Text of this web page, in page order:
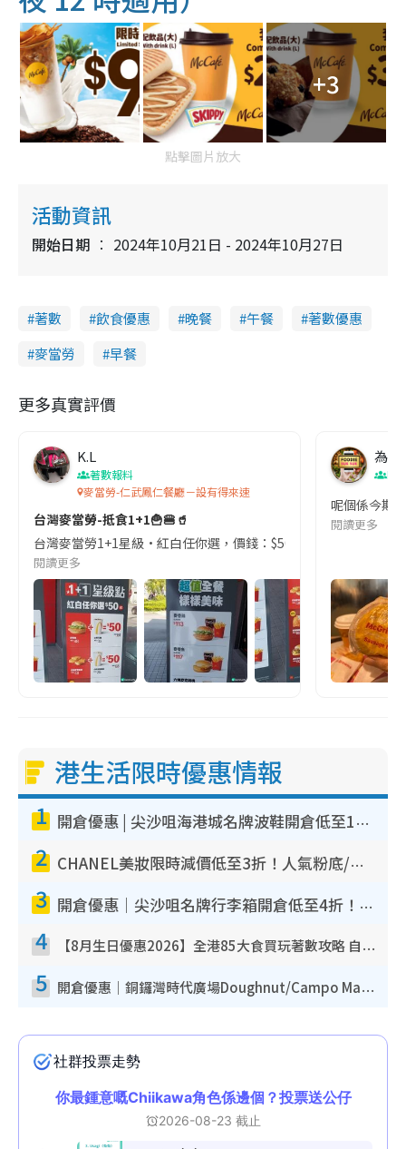
+3
點擊圖片放大
活動資訊
開始日期 2024年10月21日 - 2024年10月27日
著數 飲食優惠 晚餐 午餐
著數優惠
麥當勞
早餐
更多真實評價
K.L
著數報料
麥當勞-仁武鳳仁餐廳－設有得來速
台灣麥當勞-抵食1+1🍟🍔🥤
台灣麥當勞1+1星級•紅白任你選，價錢：$50台幣及$69台幣
閱讀更多
為食
呢個係今期
閱讀更多
港生活限時優惠情報
1 開倉優惠 | 尖沙咀海港城名牌波鞋開倉低至1折！On鞋$899起／Joy&Peace鞋履$98起
2 CHANEL美妝限時減價低至3折！人氣粉底/唇膏/精華液低至$275！COCO香水都有平
3 開倉優惠｜尖沙咀名牌行李箱開倉低至4折！一連5日 American Tourister/ace./Hallmark $200起！
4 【8月生日優惠2026】全港85大食買玩著數攻略 自助餐/火鍋放題同行免費＋誠品/DONKI送現金券
5 開倉優惠｜銅鑼灣時代廣場Doughnut/Campo Marzio開倉低至1折！背囊、書包、手袋劈價$200起